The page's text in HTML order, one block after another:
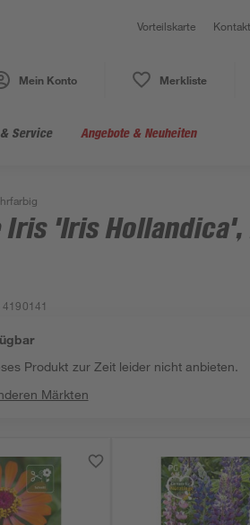
Vorteilskarte Kontakt
Mein Konto Merkliste
Service Angebote & Neuheiten
Iris 'Iris
4190141
Produkt zur Zeit leider nicht anbieten.
Märkten